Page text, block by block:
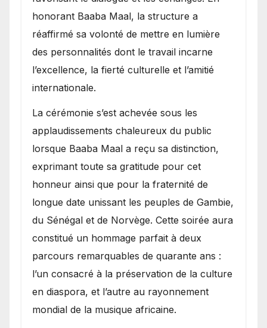
honorant Baaba Maal, la structure a
réaffirmé sa volonté de mettre en lumière
des personnalités dont le travail incarne
l’excellence, la fierté culturelle et l’amitié
internationale.
​La cérémonie s’est achevée sous les
applaudissements chaleureux du public
lorsque Baaba Maal a reçu sa distinction,
exprimant toute sa gratitude pour cet
honneur ainsi que pour la fraternité de
longue date unissant les peuples de Gambie,
du Sénégal et de Norvège. Cette soirée aura
constitué un hommage parfait à deux
parcours remarquables de quarante ans :
l’un consacré à la préservation de la culture
en diaspora, et l’autre au rayonnement
mondial de la musique africaine.